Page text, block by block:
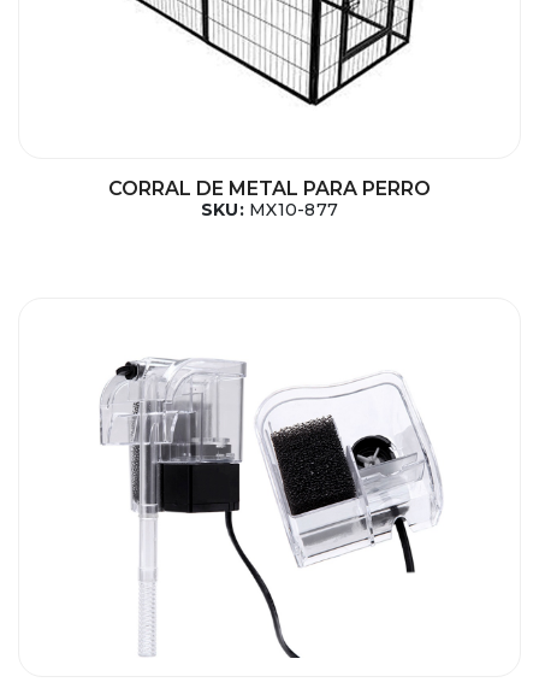
CORRAL DE METAL PARA PERRO
SKU: MX10-877